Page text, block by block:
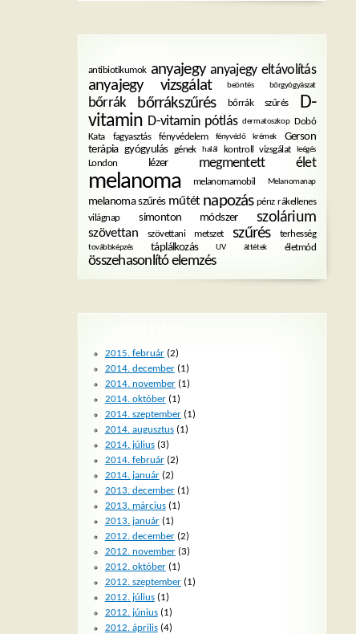
antibiotikumok anyajegy anyajegy eltávolítás
anyajegy vizsgálat beöntés bőrgyógyászat
bőrrák bőrrákszűrés bőrrák szűrés
D-
vitamin D-vitamin pótlás dermatoszkop Dobó
Kata
fagyasztás fényvédelem fényvédő krémek
Gerson
terápia gyógyulás gének halál kontroll vizsgálat leégés
London lézer megmentett élet
melanoma melanomamobil Melanomanap
melanoma szűrés műtét napozás pénz rákellenes
világnap
simonton módszer szolárium
szövettan szövettani metszet szűrés terhesség
továbbképzés táplálkozás UV áttétek életmód
összehasonlító elemzés
2015. február(2)
2014. december(1)
2014. november(1)
2014. október(1)
2014. szeptember(1)
2014. augusztus(1)
2014. július(3)
2014. február(2)
2014. január(2)
2013. december(1)
2013. március(1)
2013. január(1)
2012. december(2)
2012. november(3)
2012. október(1)
2012. szeptember(1)
2012. július(1)
2012. június(1)
2012. április(4)